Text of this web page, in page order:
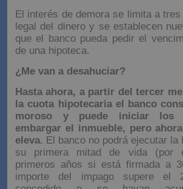
El interés de demora se limita a
legal del dinero y se establecen
que el banco pueda pedir el
de una hipoteca.
¿Me van a desahuciar?
Hasta ahora, a partir del tercer
la cuota hipotecaria el banco
moroso y puede iniciar los
embargar el inmueble, pero
eleva. El banco no podrá ejecutar la
su primera mitad de vida (por
primeros años si está firmada a
importe del impago supere el